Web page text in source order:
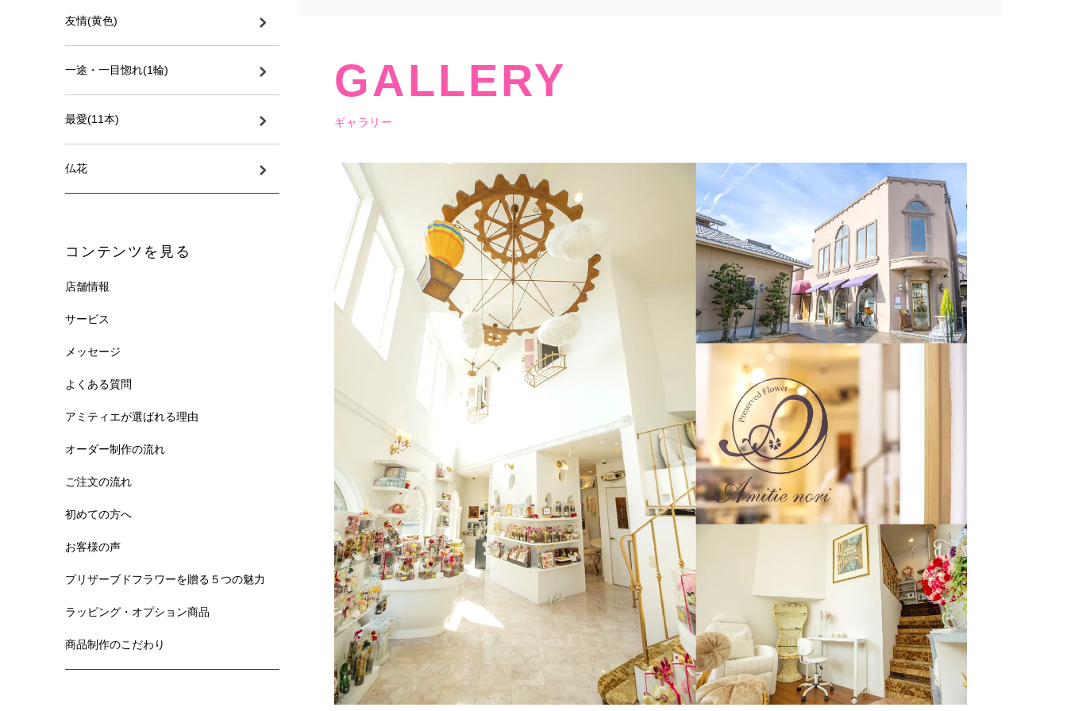
GALLERY
ギャラリー
友情(黄色)
一途・一目惚れ(1輪)
最愛(11本)
仏花
コンテンツを見る
店舗情報
サービス
メッセージ
よくある質問
アミティエが選ばれる理由
オーダー制作の流れ
ご注文の流れ
初めての方へ
お客様の声
プリザーブドフラワーを贈る５つの魅力
ラッピング・オプション商品
商品制作のこだわり